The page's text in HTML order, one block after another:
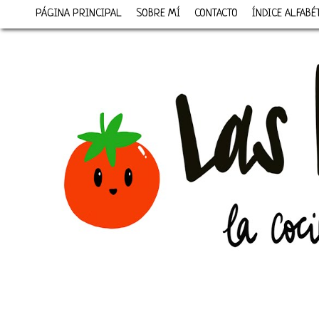
PÁGINA PRINCIPAL SOBRE MÍ CONTACTO ÍNDICE